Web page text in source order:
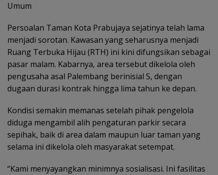
Umum
Persoalan Taman Kota Prabujaya sejatinya telah lama
menjadi sorotan. Kawasan yang seharusnya menjadi
Ruang Terbuka Hijau (RTH) ini kini difungsikan sebagai
pasar malam. Kabarnya, area tersebut dikelola oleh
pengusaha asal Palembang berinisial S, dengan
dugaan durasi kontrak hingga lima tahun ke depan.
Kondisi semakin memanas setelah pihak pengelola
diduga mengambil alih pengaturan parkir secara
sepihak, baik di area dalam maupun luar taman yang
selama ini dikelola oleh masyarakat setempat.
“Kami menyayangkan minimnya sosialisasi. Ini fasilitas